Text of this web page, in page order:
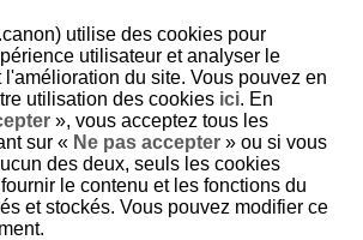
Contrôle rapide
le type de traitement des images RAW
contrôle rapide.
utilise des cookies pour
utilisateur et analyser le
du site. Vous pouvez en
utilisation des cookies ici. En
», vous acceptez tous les
sur « Ne pas accepter » ou si vous
des deux, seuls les cookies
le contenu et les fonctions du
et stockés. Vous pouvez modifier ce